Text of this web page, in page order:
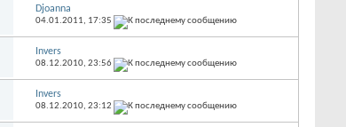
Djoanna
04.01.2011, 17:35
Invers
08.12.2010, 23:56
Invers
08.12.2010, 23:12